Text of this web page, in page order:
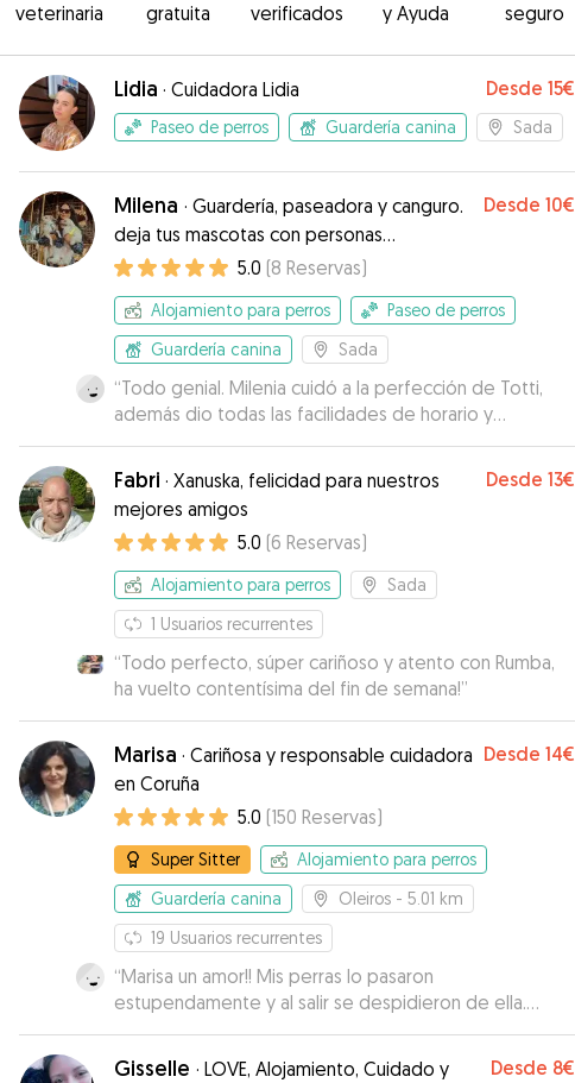
veterinaria
gratuita
verificados
y Ayuda
seguro
Lidia · Cuidadora Lidia Desde 15€
Paseo de perros Guardería canina Sada
Milena · Guardería, paseadora y canguro.
deja tus mascotas con personas
responsables.
Desde 10€
5.0 (8 Reservas)
Alojamiento para perros
Paseo de perros
Guardería canina
Sada
“Todo genial. Milenia cuidó a la perfección de Totti,
además dio todas las facilidades de horario y
disponibilidad. Repetiremos 👌.”
Fabri · Xanuska, felicidad para nuestros
mejores amigos
Desde 13€
5.0 (6 Reservas)
Alojamiento para perros
Sada
1 Usuarios recurrentes
“Todo perfecto, súper cariñoso y atento con Rumba,
ha vuelto contentísima del fin de semana!”
Marisa · Cariñosa y responsable cuidadora
en Coruña
Desde 14€
5.0 (150 Reservas)
Super Sitter
Alojamiento para perros
Guardería canina
Oleiros - 5.01 km
19 Usuarios recurrentes
“Marisa un amor!! Mis perras lo pasaron
estupendamente y al salir se despidieron de ella.
Seguro que repetiremos!!!”
Gisselle · LOVE, Alojamiento, Cuidado y
Desde 8€